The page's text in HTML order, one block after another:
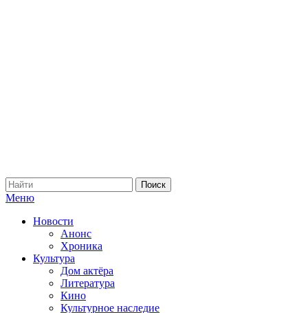
Меню
Новости
Анонс
Хроника
Культура
Дом актёра
Литература
Кино
Культурное наследие